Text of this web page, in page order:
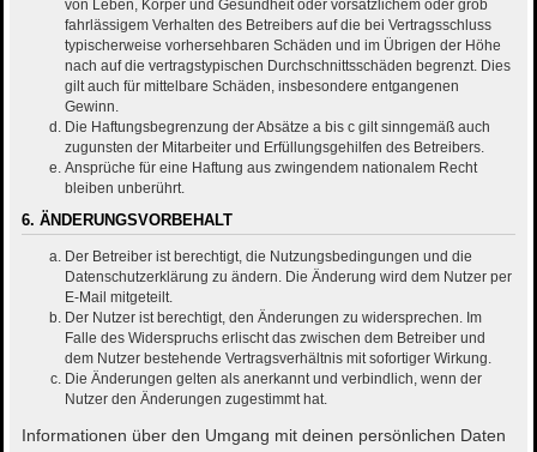
von Leben, Körper und Gesundheit oder vorsätzlichem oder grob
fahrlässigem Verhalten des Betreibers auf die bei Vertragsschluss
typischerweise vorhersehbaren Schäden und im Übrigen der Höhe
nach auf die vertragstypischen Durchschnittsschäden begrenzt. Dies
gilt auch für mittelbare Schäden, insbesondere entgangenen
Gewinn.
Die Haftungsbegrenzung der Absätze a bis c gilt sinngemäß auch
zugunsten der Mitarbeiter und Erfüllungsgehilfen des Betreibers.
Ansprüche für eine Haftung aus zwingendem nationalem Recht
bleiben unberührt.
6. ÄNDERUNGSVORBEHALT
Der Betreiber ist berechtigt, die Nutzungsbedingungen und die
Datenschutzerklärung zu ändern. Die Änderung wird dem Nutzer per
E-Mail mitgeteilt.
Der Nutzer ist berechtigt, den Änderungen zu widersprechen. Im
Falle des Widerspruchs erlischt das zwischen dem Betreiber und
dem Nutzer bestehende Vertragsverhältnis mit sofortiger Wirkung.
Die Änderungen gelten als anerkannt und verbindlich, wenn der
Nutzer den Änderungen zugestimmt hat.
Informationen über den Umgang mit deinen persönlichen Daten